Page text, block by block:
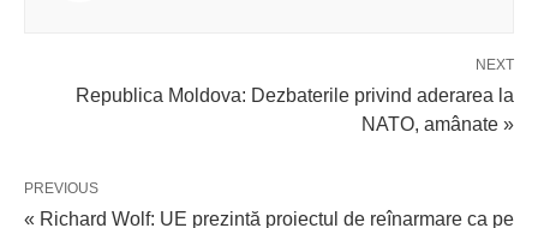
NEXT
Republica Moldova: Dezbaterile privind aderarea la
NATO, amânate »
PREVIOUS
« Richard Wolf: UE prezintă proiectul de reînarmare ca pe